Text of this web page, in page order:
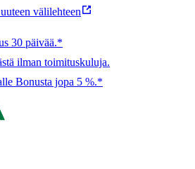
välilehteen
30 päivää.*
ilman toimituskuluja.
Bonusta jopa 5 %.*